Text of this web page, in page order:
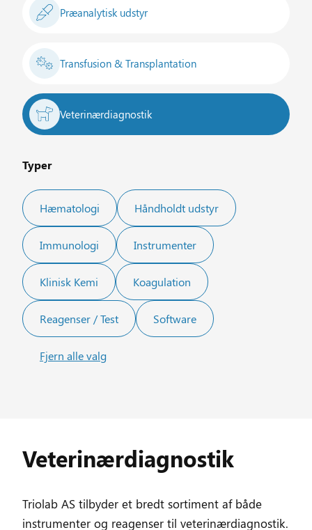
Præanalytisk udstyr
Transfusion & Transplantation
Veterinærdiagnostik
Typer
Hæmatologi Håndholdt udstyr
Immunologi Instrumenter
Klinisk Kemi Koagulation
Reagenser / Test Software
Fjern alle valg
Veterinærdiagnostik
Triolab AS tilbyder et bredt sortiment af både
instrumenter og reagenser til veterinærdiagnostik.